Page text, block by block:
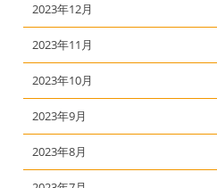
2023年12月
2023年11月
2023年10月
2023年9月
2023年8月